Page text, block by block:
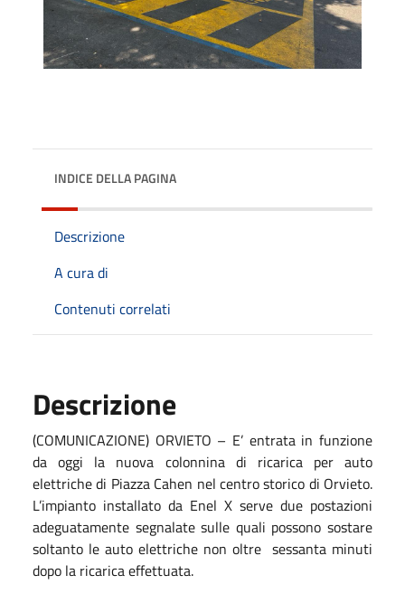
INDICE DELLA PAGINA
Descrizione
A cura di
Contenuti correlati
Descrizione
(COMUNICAZIONE) ORVIETO – E’ entrata in funzione
da oggi la nuova colonnina di ricarica per auto
elettriche di Piazza Cahen nel centro storico di Orvieto.
L’impianto installato da Enel X serve due postazioni
adeguatamente segnalate sulle quali possono sostare
soltanto le auto elettriche non oltre sessanta minuti
dopo la ricarica effettuata.